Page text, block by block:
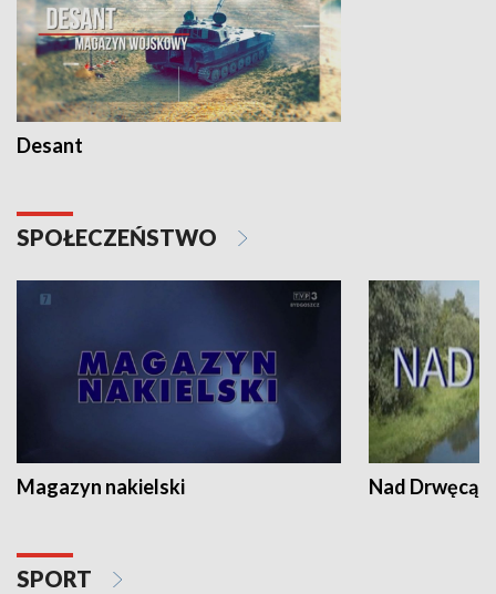
Desant
SPOŁECZEŃSTWO
Magazyn nakielski Nad Drwęcą
SPORT